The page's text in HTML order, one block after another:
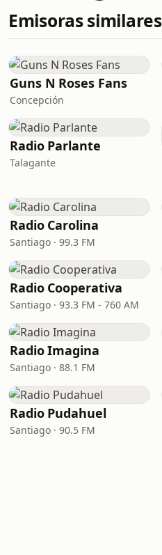
Emisoras similares
Guns N Roses Fans
Concepción
Radio Parlante
Talagante
Radio Carolina
Santiago · 99.3 FM
Radio Cooperativa
Santiago · 93.3 FM - 760 AM
Radio Imagina
Santiago · 88.1 FM
Radio Pudahuel
Santiago · 90.5 FM